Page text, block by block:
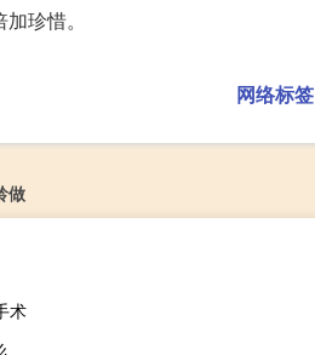
珍惜。
网络标签
做
术